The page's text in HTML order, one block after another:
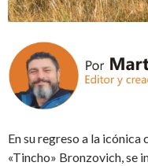
En su regreso a la
«Tincho» Bronzovich, se